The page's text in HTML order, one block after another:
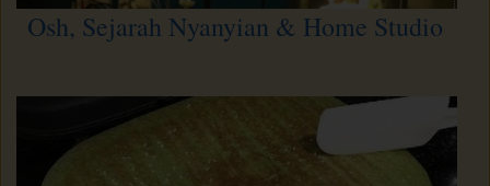
Osh, Sejarah Nyanyian & Home Studio